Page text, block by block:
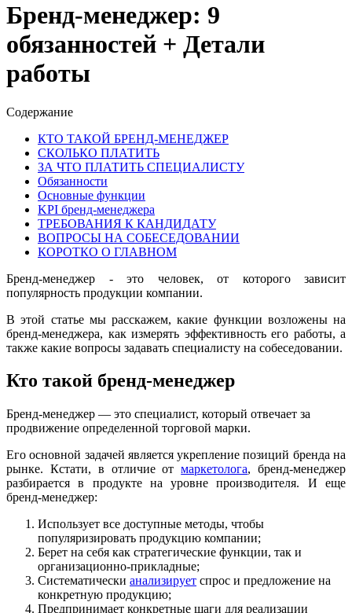
Бренд-менеджер: 9
обязанностей + Детали
работы
Содержание
КТО ТАКОЙ БРЕНД-МЕНЕДЖЕР
СКОЛЬКО ПЛАТИТЬ
ЗА ЧТО ПЛАТИТЬ СПЕЦИАЛИСТУ
Обязанности
Основные функции
KPI бренд-менеджера
ТРЕБОВАНИЯ К КАНДИДАТУ
ВОПРОСЫ НА СОБЕСЕДОВАНИИ
КОРОТКО О ГЛАВНОМ
Бренд-менеджер - это человек, от которого зависит
популярность продукции компании.
В этой статье мы расскажем, какие функции возложены на
бренд-менеджера, как измерять эффективность его работы, а
также какие вопросы задавать специалисту на собеседовании.
Кто такой бренд-менеджер
Бренд-менеджер — это специалист, который отвечает за
продвижение определенной торговой марки.
Его основной задачей является укрепление позиций бренда на
рынке. Кстати, в отличие отмаркетолога, бренд-менеджер
разбирается в продукте на уровне производителя. И еще
бренд-менеджер:
Использует все доступные методы, чтобы
популяризировать продукцию компании;
Берет на себя как стратегические функции, так и
организационно-прикладные;
Систематически анализирует спрос и предложение на
конкретную продукцию;
Предпринимает конкретные шаги для реализации